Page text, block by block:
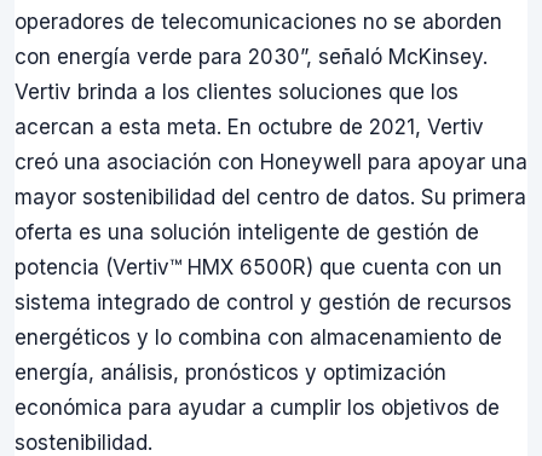
operadores de telecomunicaciones no se aborden
con energía verde para 2030”, señaló McKinsey.
Vertiv brinda a los clientes soluciones que los
acercan a esta meta. En octubre de 2021, Vertiv
creó una asociación con Honeywell para apoyar una
mayor sostenibilidad del centro de datos. Su primera
oferta es una solución inteligente de gestión de
potencia (Vertiv™ HMX 6500R) que cuenta con un
sistema integrado de control y gestión de recursos
energéticos y lo combina con almacenamiento de
energía, análisis, pronósticos y optimización
económica para ayudar a cumplir los objetivos de
sostenibilidad.